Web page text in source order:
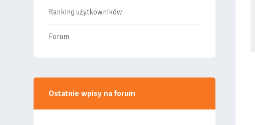
Ranking użytkowników
Forum
Ostatnie wpisy na forum